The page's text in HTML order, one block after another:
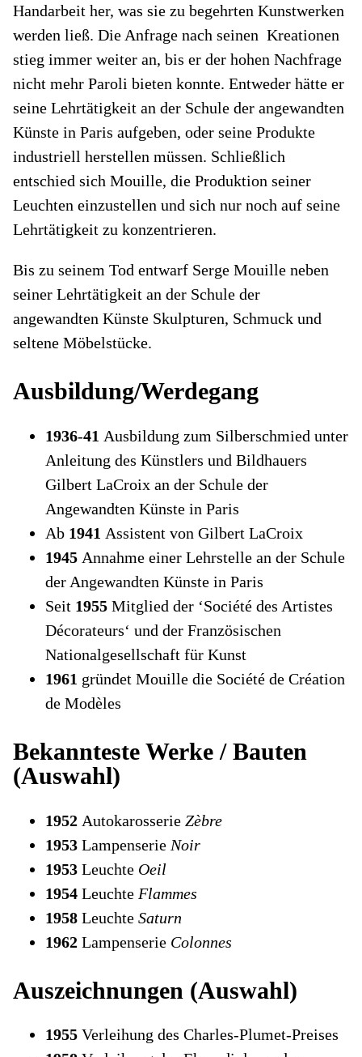
Handarbeit her, was sie zu begehrten Kunstwerken
werden ließ. Die Anfrage nach seinen Kreationen
stieg immer weiter an, bis er der hohen Nachfrage
nicht mehr Paroli bieten konnte. Entweder hätte er
seine Lehrtätigkeit an der Schule der angewandten
Künste in Paris aufgeben, oder seine Produkte
industriell herstellen müssen. Schließlich
entschied sich Mouille, die Produktion seiner
Leuchten einzustellen und sich nur noch auf seine
Lehrtätigkeit zu konzentrieren.
Bis zu seinem Tod entwarf Serge Mouille neben
seiner Lehrtätigkeit an der Schule der
angewandten Künste Skulpturen, Schmuck und
seltene Möbelstücke.
Ausbildung/Werdegang
1936-41 Ausbildung zum Silberschmied unter
Anleitung des Künstlers und Bildhauers
Gilbert LaCroix an der Schule der
Angewandten Künste in Paris
Ab 1941 Assistent von Gilbert LaCroix
1945 Annahme einer Lehrstelle an der Schule
der Angewandten Künste in Paris
Seit 1955 Mitglied der ‘Société des Artistes
Décorateurs‘ und der Französischen
Nationalgesellschaft für Kunst
1961 gründet Mouille die Société de Création
de Modèles
Bekannteste Werke / Bauten
(Auswahl)
1952 Autokarosserie Zèbre
1953 Lampenserie Noir
1953 Leuchte Oeil
1954 Leuchte Flammes
1958 Leuchte Saturn
1962 Lampenserie Colonnes
Auszeichnungen (Auswahl)
1955 Verleihung des Charles-Plumet-Preises